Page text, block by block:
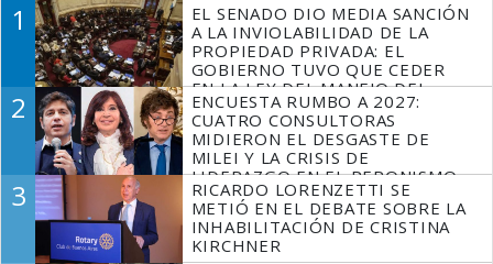
1
EL SENADO DIO MEDIA SANCIÓN
A LA INVIOLABILIDAD DE LA
PROPIEDAD PRIVADA: EL
GOBIERNO TUVO QUE CEDER
EN LA LEY DEL MANEJO DEL
FUEGO
2
ENCUESTA RUMBO A 2027:
CUATRO CONSULTORAS
MIDIERON EL DESGASTE DE
MILEI Y LA CRISIS DE
LIDERAZGO EN EL PERONISMO
3
RICARDO LORENZETTI SE
METIÓ EN EL DEBATE SOBRE LA
INHABILITACIÓN DE CRISTINA
KIRCHNER